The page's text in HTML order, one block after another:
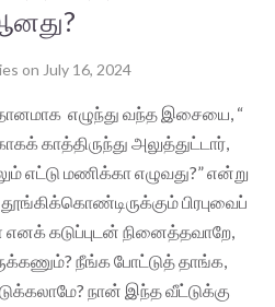
on July 16, 2024
எழுந்து வந்த இசையை, “
காத்திருந்து அலுத்துட்டார்,
எட்டு மணிக்கா எழுவது?” என்று
பிரபுவைப்
எனக் கடுப்புடன் நினைத்தவாறே,
நீங்க போட்டுத் தாங்க,
நான் இந்த வீட்டுக்கு